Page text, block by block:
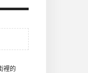
裡的